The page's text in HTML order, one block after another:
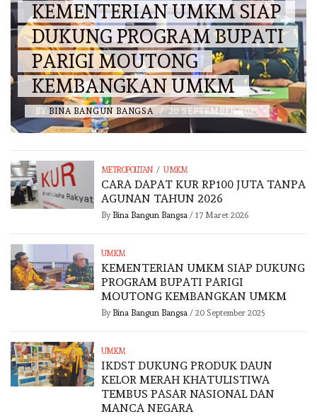
KEMENTERIAN UMKM SIAP
DUKUNG PROGRAM BUPATI
PARIGI MOUTONG
KEMBANGKAN UMKM
BY BINA BANGUN BANGSA / 20 SEPTEMBER 2025
METROPOLITAN / UMKM
CARA DAPAT KUR RP100 JUTA TANPA
AGUNAN TAHUN 2026
By Bina Bangun Bangsa/ 17 Maret 2026
UMKM
KEMENTERIAN UMKM SIAP DUKUNG
PROGRAM BUPATI PARIGI
MOUTONG KEMBANGKAN UMKM
By Bina Bangun Bangsa/ 20 September 2025
UMKM
IKDST DUKUNG PRODUK DAUN
KELOR MERAH KHATULISTIWA
TEMBUS PASAR NASIONAL DAN
MANCA NEGARA